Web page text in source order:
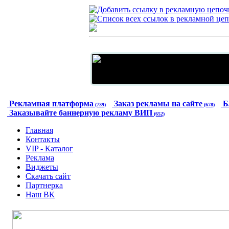
Рекламная платформа (739) Заказ рекламы на сайте (678)
Заказывайте баннерную рекламу ВИП (652)
Главная
Контакты
VIP - Каталог
Реклама
Виджеты
Скачать сайт
Партнерка
Наш ВК